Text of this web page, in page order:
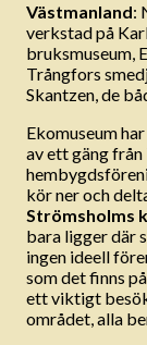
Västmanland:
verkstad på
bruksmuseum,
Trångfors
Skantzen, de
Ekomuseum
av ett gäng
kör ner och
Strömsholms
bara ligger där
ingen ideell
som det finns
ett viktigt
området, alla